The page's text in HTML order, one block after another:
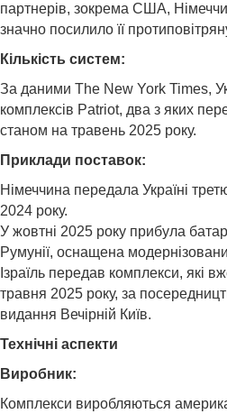
партнерів, зокрема США,
значно посилило її
Кількість систем:
За даними The New York Times,
комплексів Patriot, два з яких
станом на травень 2025 року.
Приклади поставок:
Німеччина передала Україні
2024 року.
У жовтні 2025 року прибула
Румунії, оснащена
Ізраїль передав комплекси, які
травня 2025 року, за
видання Вечірній Київ.
Технічні аспекти
Виробник:
Комплекси виробляються